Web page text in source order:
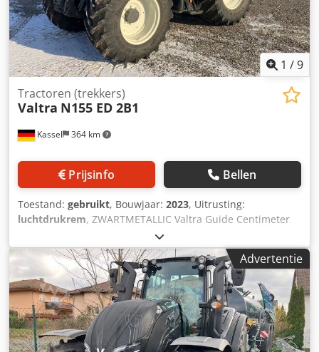
1 /9
Kassel 364 km
Tractoren (trekkers)
Valtra N155 ED 2B1
Prijsinfo Bellen
Toestand: gebruikt, Bouwjaar: 2023, Uitrusting:
luchtdrukrem, ZWARTMETALLIC Valtra Guide Centimeter
NTRIP (NovAtel) Contourassistent / Dsdpfxet Eckye Amgeck
Advertentie